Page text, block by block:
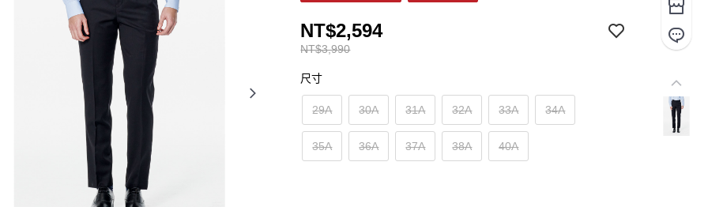
NT$3,990
NT$2,594
尺寸
29A 30A 31A 32A 33A 34A
35A 36A 37A 38A 40A